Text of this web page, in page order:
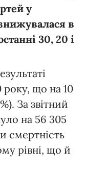
у
в
30, 20 і
що на 10
За звітний
на 56 305
смертність
рівні, що й